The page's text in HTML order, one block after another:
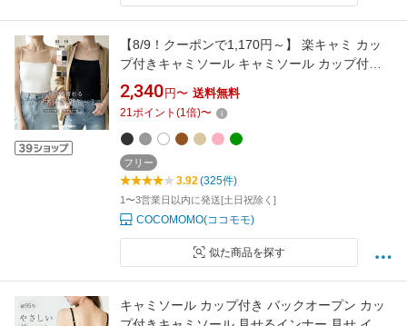
【8/9！クーポンで1,170円～】 楽キャミ カッ
プ付きキャミソール キャミソール カップ付き
細ストラップ ブラトップ ブラキャミ カップ付
きインナー レディース インナー キャミ ベアト
ップ ノンワイヤー 下着 パッド付き 盛れる ショ
ート丈 春夏 春 夏 秋 冬 cocomomo
2,340 円〜 送料無料
21ポイント (1倍)〜
フリー
3.92(325件)
1〜3営業日以内に発送[土日祝除く]
COCOMOMO(ココモモ)
似た商品を探す
キャミソール カップ付き バックオープン カッ